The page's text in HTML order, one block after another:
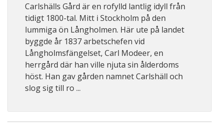
Carlshälls Gård är en rofylld lantlig idyll från
tidigt 1800-tal. Mitt i Stockholm på den
lummiga ön Långholmen. Här ute på landet
byggde år 1837 arbetschefen vid
Långholmsfängelset, Carl Modeer, en
herrgård där han ville njuta sin ålderdoms
höst. Han gav gården namnet Carlshäll och
slog sig till ro ...